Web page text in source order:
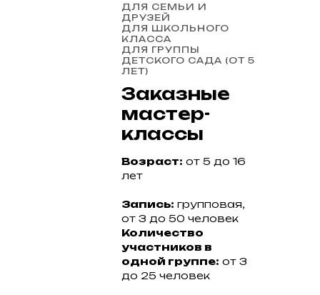
ДЛЯ СЕМЬИ И
ДРУЗЕЙ
ДЛЯ ШКОЛЬНОГО
КЛАССА
ДЛЯ ГРУППЫ
ДЕТСКОГО САДА (ОТ 5
ЛЕТ)
Заказные
мастер-
классы
Возраст: от 5 до 16
лет
Запись: групповая,
от 3 до 50 человек
Количество
участников в
одной группе: от 3
до 25 человек